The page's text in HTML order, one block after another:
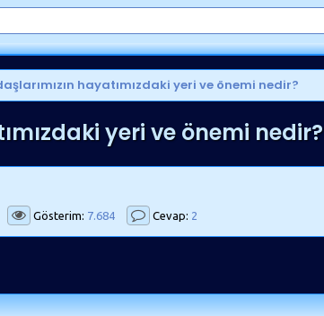
hayatımızdaki yeri ve önemi nedir?
yeri ve önemi nedir?
Gösterim: 7.684 Cevap: 2